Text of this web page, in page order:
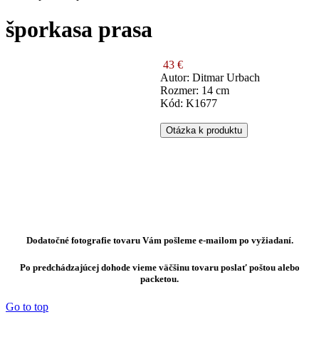
šporkasa prasa
43 €
Autor: Ditmar Urbach
Rozmer: 14 cm
Kód: K1677
Otázka k produktu
Dodatočné fotografie tovaru Vám pošleme e-mailom po vyžiadaní.
Po predchádzajúcej dohode vieme väčšinu tovaru poslať poštou alebo
packetou.
Go to top